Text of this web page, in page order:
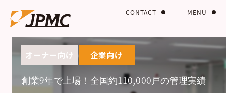
MENU
CONTACT
オーナー向け 企業向け
創業9年で上場！全国約110,000戸の管理実績